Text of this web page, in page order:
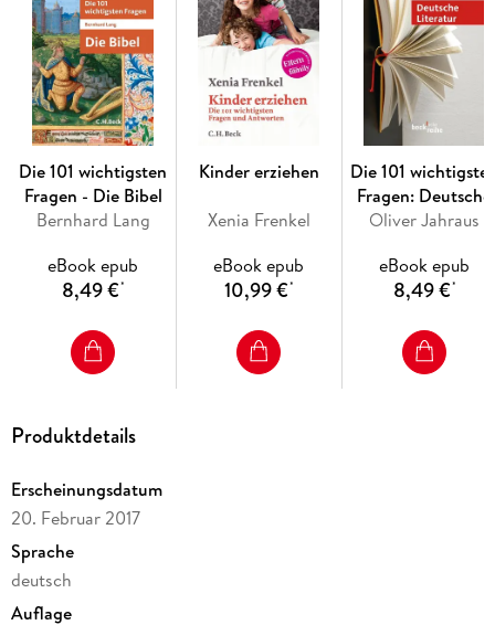
Die 101 wichtigsten
Fragen - Die Bibel
Bernhard Lang
eBook epub
8,49 €*
Kinder erziehen
Xenia Frenkel
eBook epub
10,99 €*
Die 101
Fragen: Deutsche
Literatur
Oliver Jahraus
eBook epub
8,49 €*
Produktdetails
Erscheinungsdatum
20. Februar 2017
Sprache
deutsch
Auflage